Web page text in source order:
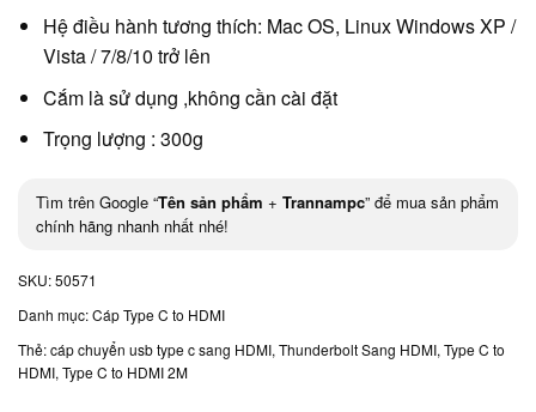
Hệ điều hành tương thích: Mac OS, Linux Windows XP /
Vista / 7/8/10 trở lên
Cắm là sử dụng ,không cần cài đặt
Trọng lượng : 300g
Tìm trên Google “Tên sản phẩm + Trannampc” để mua sản phẩm
chính hãng nhanh nhất nhé!
SKU:50571
Danh mục:Cáp Type C to HDMI
Thẻ:cáp chuyển usb type c sang HDMI, Thunderbolt Sang HDMI, Type C to
HDMI, Type C to HDMI 2M